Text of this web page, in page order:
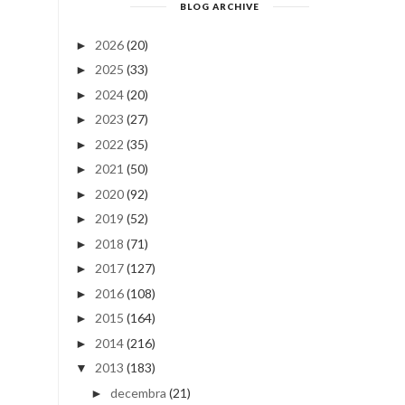
BLOG ARCHIVE
► 2026(20)
► 2025 (33)
► 2024(20)
► 2023 (27)
► 2022 (35)
► 2021 (50)
► 2020(92)
► 2019 (52)
► 2018 (71)
► 2017(127)
► 2016(108)
► 2015 (164)
► 2014(216)
▼ 2013 (183)
► decembra (21)